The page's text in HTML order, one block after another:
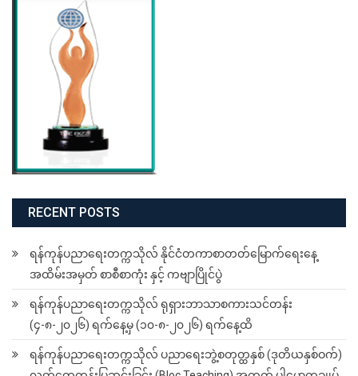
RECENT POSTS
ရန်ကုန်ပညာရေးတက္ကသိုလ် နိုင်ငံတကာစာတတ်မြောက်ရေးနေ့
ရန်ကုန်ပညာရေးတက္ကသိုလ် ရုရှားဘာသာစကားသင်တန်း
ရန်ကုန်ပညာရေးတက္ကသိုလ် ပညာရေးဘွဲ့စတုတ္ထနှစ် (ဒုတိယနှစ်ဝက်)
လက်တွေ့တန်းပြဆင်းခြင်း (Bloc Teaching) အတွက် ပါမောက္ခချုပ်
ဩဝါဒခံယူပွဲ
ARCHIVES